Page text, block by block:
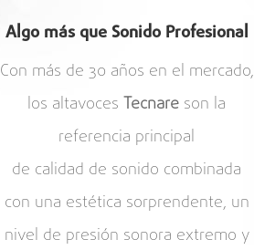
Algo más que Sonido Profesional
Con más de 30 años en el mercado,
los altavocesTecnare son la
referencia principal
de calidad de sonido combinada
con una estética sorprendente, un
nivel de presión sonora extremo y